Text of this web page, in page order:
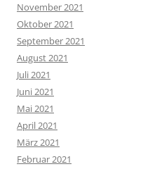
November 2021
Oktober 2021
September 2021
August 2021
Juli 2021
Juni 2021
Mai 2021
April 2021
März 2021
Februar 2021